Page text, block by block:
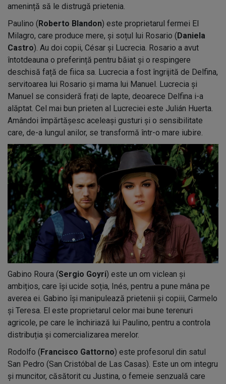
amenință să le distrugă prietenia.
Paulino ( Roberto Blandon) este proprietarul fermei El
Milagro, care produce mere, și soțul lui Rosario ( Daniela
Castro). Au doi copii, César și Lucrecia. Rosario a avut
întotdeauna o preferință pentru băiat și o respingere
deschisă față de fiica sa. Lucrecia a fost îngrijită de Delfina,
servitoarea lui Rosario și mama lui Manuel. Lucrecia și
Manuel se consideră frați de lapte, deoarece Delfina i-a
alăptat. Cel mai bun prieten al Lucreciei este Julián Huerta.
Amândoi împărtășesc aceleași gusturi și o sensibilitate
care, de-a lungul anilor, se transformă într-o mare iubire.
Gabino Roura (Sergio Goyri) este un om viclean și
ambițios, care își ucide soția, Inés, pentru a pune mâna pe
averea ei. Gabino își manipulează prietenii și copiii, Carmelo
și Teresa. El este proprietarul celor mai bune terenuri
agricole, pe care le închiriază lui Paulino, pentru a controla
distribuția și comercializarea merelor.
Rodolfo (Francisco Gattorno) este profesorul din satul
San Pedro (San Cristóbal de Las Casas). Este un om integru
și muncitor, căsătorit cu Justina, o femeie senzuală care